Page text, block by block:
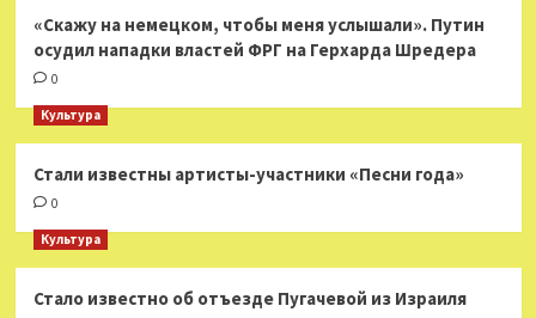
«Скажу на немецком, чтобы меня услышали». Путин
осудил нападки властей ФРГ на Герхарда Шредера
0
Культура
Стали известны артисты-участники «Песни года»
0
Культура
Стало известно об отъезде Пугачевой из Израиля